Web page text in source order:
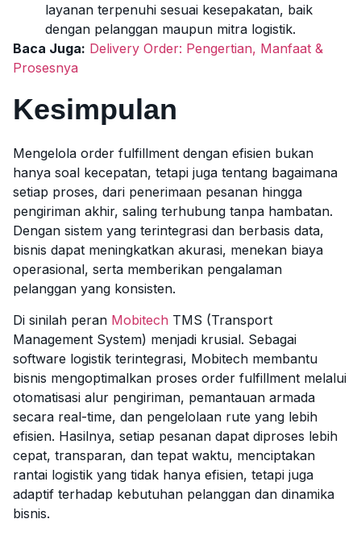
layanan terpenuhi sesuai kesepakatan, baik
dengan pelanggan maupun mitra logistik.
Baca Juga: Delivery Order: Pengertian, Manfaat &
Prosesnya
Kesimpulan
Mengelola order fulfillment dengan efisien bukan
hanya soal kecepatan, tetapi juga tentang bagaimana
setiap proses, dari penerimaan pesanan hingga
pengiriman akhir, saling terhubung tanpa hambatan.
Dengan sistem yang terintegrasi dan berbasis data,
bisnis dapat meningkatkan akurasi, menekan biaya
operasional, serta memberikan pengalaman
pelanggan yang konsisten.
Di sinilah peran Mobitech TMS (Transport
Management System) menjadi krusial. Sebagai
software logistik terintegrasi, Mobitech membantu
bisnis mengoptimalkan proses order fulfillment melalui
otomatisasi alur pengiriman, pemantauan armada
secara real-time, dan pengelolaan rute yang lebih
efisien. Hasilnya, setiap pesanan dapat diproses lebih
cepat, transparan, dan tepat waktu, menciptakan
rantai logistik yang tidak hanya efisien, tetapi juga
adaptif terhadap kebutuhan pelanggan dan dinamika
bisnis.